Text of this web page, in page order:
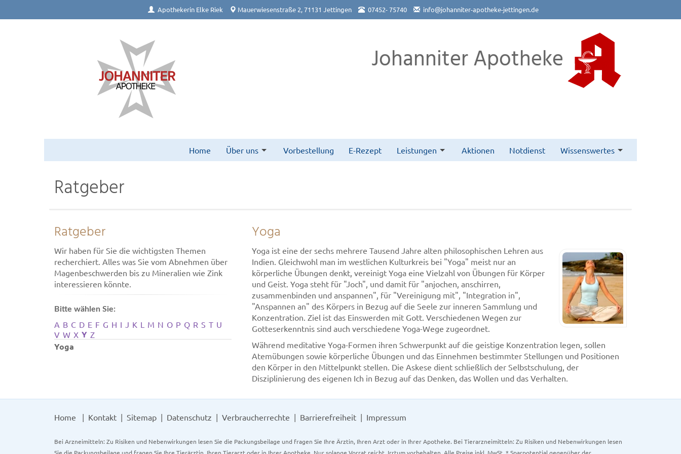
Apothekerin Elke Riek Mauerwiesenstraße 2, 71131 Jettingen 07452- 75740 info@johanniter-apotheke-jettingen.de
Johanniter Apotheke
Home Über uns Vorbestellung E-Rezept Leistungen Aktionen Notdienst Wissenswertes
Ratgeber
Ratgeber
Wir haben für Sie die wichtigsten Themen
recherchiert. Alles was Sie vom Abnehmen über
Magenbeschwerden bis zu Mineralien wie Zink
interessieren könnte.
Bitte wählen Sie:
A B C D E F G H I J K L M N O P Q R S T U
V W X Y Z
Yoga
Yoga
Yoga ist eine der sechs mehrere Tausend Jahre alten philosophischen Lehren aus
Indien. Gleichwohl man im westlichen Kulturkreis bei "Yoga" meist nur an
körperliche Übungen denkt, vereinigt Yoga eine Vielzahl von Übungen für Körper
und Geist. Yoga steht für "Joch", und damit für "anjochen, anschirren,
zusammenbinden und anspannen", für "Vereinigung mit", "Integration in",
"Anspannen an" des Körpers in Bezug auf die Seele zur inneren Sammlung und
Konzentration. Ziel ist das Einswerden mit Gott. Verschiedenen Wegen zur
Gotteserkenntnis sind auch verschiedene Yoga-Wege zugeordnet.
Während meditative Yoga-Formen ihren Schwerpunkt auf die geistige Konzentration legen, sollen
Atemübungen sowie körperliche Übungen und das Einnehmen bestimmter Stellungen und Positionen
den Körper in den Mittelpunkt stellen. Die Askese dient schließlich der Selbstschulung, der
Disziplinierung des eigenen Ich in Bezug auf das Denken, das Wollen und das Verhalten.
Home Kontakt Sitemap Datenschutz Verbraucherrechte Barrierefreiheit Impressum
Bei Arzneimitteln: Zu Risiken und Nebenwirkungen lesen Sie die Packungsbeilage und fragen Sie Ihre Ärztin, Ihren Arzt oder in Ihrer Apotheke. Bei Tierarzneimitteln: Zu Risiken und Nebenwirkungen lesen